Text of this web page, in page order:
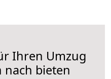
Ihren Umzug
bieten